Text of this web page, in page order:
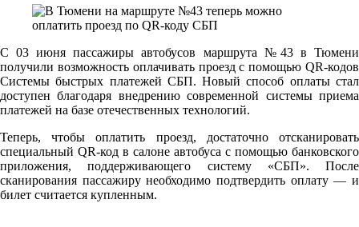
С 03 июня пассажиры автобусов маршрута №43 в Тюмени
получили возможность оплачивать проезд с помощью QR-кодов
Системы быстрых платежей СБП. Новый способ оплаты стал
доступен благодаря внедрению современной системы приема
платежей на базе отечественных технологий.
Теперь, чтобы оплатить проезд, достаточно отсканировать
специальный QR-код в салоне автобуса с помощью банковского
приложения, поддерживающего систему «СБП». После
сканирования пассажиру необходимо подтвердить оплату — и
билет считается купленным.